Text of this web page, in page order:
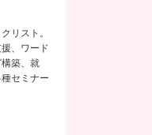
リスト。
、ワード
築、就
セミナー